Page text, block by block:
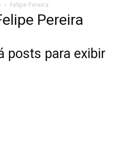
Felipe Pereira
Pereira
posts para exibir